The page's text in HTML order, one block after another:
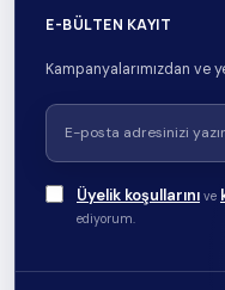
E-BÜLTEN KAYIT
Kampanyalarımızdan ve
Üyelik koşullarını ve
ediyorum.